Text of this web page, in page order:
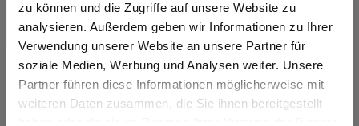
zu können und die Zugriffe auf unsere Website zu
analysieren. Außerdem geben wir Informationen zu Ihrer
Verwendung unserer Website an unsere Partner für
soziale Medien, Werbung und Analysen weiter. Unsere
Partner führen diese Informationen möglicherweise mit
weiteren Daten zusammen, die Sie ihnen bereitgestellt
sr.modal is not closeable
Are you based in the Verenigde
Staten?
Heeft u vragen?
Onze experts helpen u graag verder!